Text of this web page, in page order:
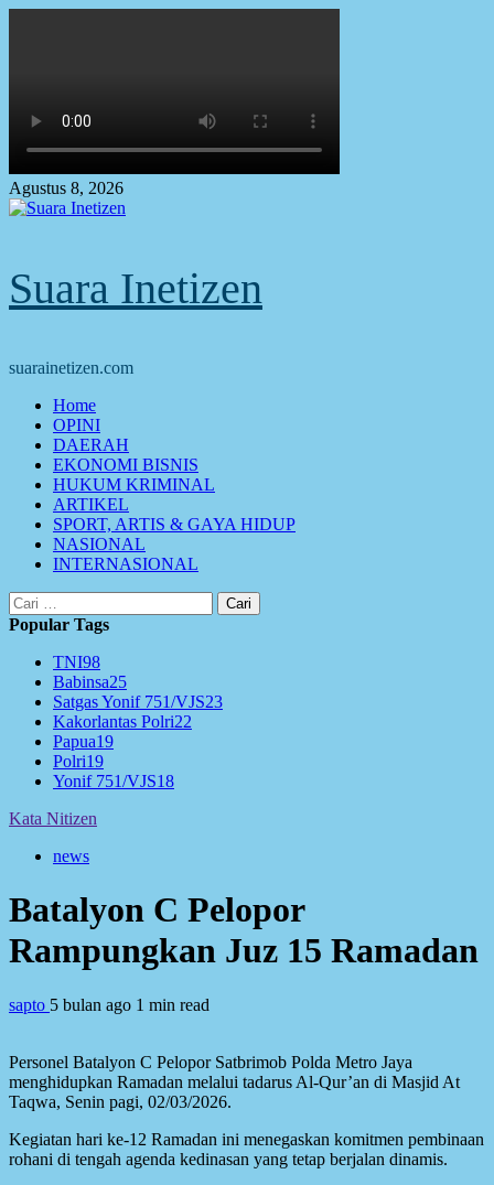
Agustus 8, 2026
Suara Inetizen
suarainetizen.com
Primary
Menu
Home
OPINI
DAERAH
EKONOMI BISNIS
HUKUM KRIMINAL
ARTIKEL
SPORT, ARTIS & GAYA HIDUP
NASIONAL
INTERNASIONAL
Cari
untuk:
Popular Tags
TNI98
Babinsa25
Satgas Yonif 751/VJS23
Kakorlantas Polri22
Papua19
Polri19
Yonif 751/VJS18
Kata Nitizen
news
Batalyon C Pelopor
Rampungkan Juz 15 Ramadan
sapto 5 bulan ago 1 min read
Personel Batalyon C Pelopor Satbrimob Polda Metro Jaya
menghidupkan Ramadan melalui tadarus Al-Qur’an di Masjid At
Taqwa, Senin pagi, 02/03/2026.
Kegiatan hari ke-12 Ramadan ini menegaskan komitmen pembinaan
rohani di tengah agenda kedinasan yang tetap berjalan dinamis.